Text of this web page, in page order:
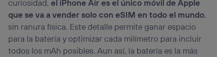
curiosidad, el iPhone Air es el único móvil de Apple
que se va a vender solo con eSIM en todo el mundo,
sin ranura física. Este detalle permite ganar espacio
para la batería y optimizar cada milímetro para incluir
todos los mAh posibles. Aun así, la batería es la más